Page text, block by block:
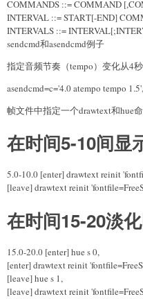
COMMANDS ::= COMMAND
INTERVAL ::= START[-END]
INTERVALS ::=
sendcmd和asendcmd例子
指定音频节奏（tempo）变化从4秒
asendcmd=c='4.0 atempo tempo
帧文件中指定一个drawtext和hue
在时间5-10间显
5.0-10.0 [enter] drawtext reinit
[leave] drawtext reinit
在时间15-20淡
15.0-20.0 [enter] hue s 0,
[enter] drawtext reinit
[leave] hue s 1,
[leave] drawtext reinit